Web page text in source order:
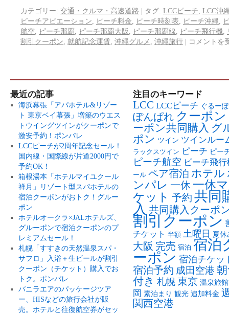
カテゴリー: 交通・クルマ・高速道路 | タグ: LCCピーチ LCC沖
ピーチアビエーション
ピーチ料金 ピーチ時刻表 ピーチ沖縄
航空
ピーチ那覇 ピーチ那覇大阪 ピーチ那覇線 ピーチ飛行機
割引クーポン
就航記念運賃 沖縄グルメ 沖縄旅行 | コメントを
最近の記事
海浜幕張「アパホテル&リゾー
ト 東京ベイ幕張」増築のウエス
トウイングツインがクーポンで
激安予約！ポンパレ
LCCピーチが2周年記念セール！
国内線・国際線が片道2000円で
予約OK！
箱根湯本「ホテルマイユクール
祥月」リゾート型スパホテルの
宿泊クーポンがおトク！グルー
ポン
ホテルオークラ×JALホテルズ、
グルーポンで宿泊クーポンのプ
レミアムセール！
札幌「すすきの天然温泉スパ・
サフロ」入浴＋生ビールが割引
クーポン（チケット）購入でお
トク。ポンパレ
バニラエアのパッケージツア
ー、HISなどの旅行会社が販
売。ホテルと往復航空券がセッ
注目のキーワード
LCC LCCピーチ ぐるー
ぽんぱれ クーポン
ーポン共同購入 グ
ポン ツイン ツインルー
ラックスツイン ピーチ ピー
ピーチ航空 ピーチ飛行
ール ペア宿泊 ホテル
ンパレ 一休 一休
ケット 予約 共同
入 共同購入クーポ
割引クーポン
チケット 半額 土曜日 夏休
大阪 完売 宿泊 宿泊
ーポン 宿泊チケッ
宿泊予約 成田空港
付き 札幌 東京 温泉旅館
岡 素泊まり 観光 追加料金
関西空港